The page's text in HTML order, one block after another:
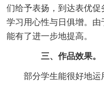
们给予表扬，到达表优
学习用心性与日俱增。
能有了进一步地提高。
三、作品效果。
部分学生能很好地